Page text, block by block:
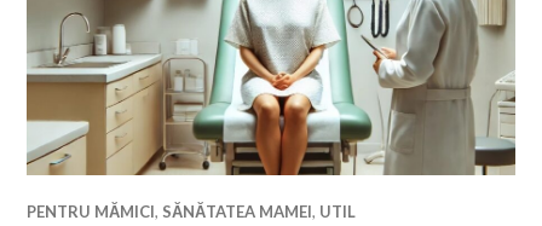
PENTRU MĂMICI, SĂNĂTATEA MAMEI, UTIL